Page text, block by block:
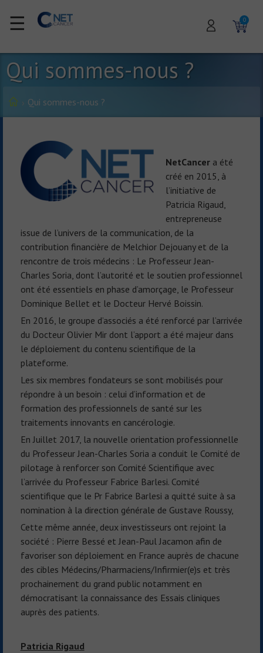
☰ 0
Qui sommes-nous ?
Qui sommes-nous ?
NetCancera été
créé en 2015, à
l’initiative de
Patricia Rigaud,
entrepreneuse
issue de l’univers de la communication, de la
contribution financière de Melchior Dejouany et de la
rencontre de trois médecins : Le Professeur Jean-
Charles Soria, dont l’autorité et le soutien professionnel
ont été essentiels en phase d’amorçage, le Professeur
Dominique Bellet et le Docteur Hervé Boissin.
En 2016, le groupe d’associés a été renforcé par l’arrivée
du Docteur Olivier Mir dont l’apport a été majeur dans
le déploiement du contenu scientifique de la
plateforme.
Les six membres fondateurs se sont mobilisés pour
répondre à un besoin : celui d’information et de
formation des professionnels de santé sur les
traitements innovants en cancérologie.
En Juillet 2017, la nouvelle orientation professionnelle
du Professeur Jean-Charles Soria a conduit le Comité de
pilotage à renforcer son Comité Scientifique avec
l’arrivée du Professeur Fabrice Barlesi. Comité
scientifique que le Pr Fabrice Barlesi a quitté suite à sa
nomination à la direction générale de Gustave Roussy,
Cette même année, deux investisseurs ont rejoint la
société : Pierre Bessé et Jean-Paul Jacamon afin de
favoriser son déploiement en France auprès de chacune
des cibles Médecins/Pharmaciens/Infirmier(e)s et très
prochainement du grand public notamment en
démocratisant la connaissance des Essais cliniques
auprès des patients.
Patricia Rigaud